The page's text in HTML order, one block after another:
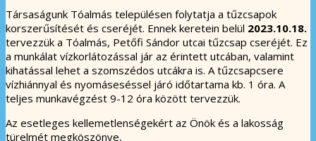
Társaságunk Tóalmás településen folytatja a tűzcsapok
korszerűsítését és cseréjét. Ennek keretein belül 2023.10.18.
tervezzük a Tóalmás, Petőfi Sándor utcai tűzcsap cseréjét. Ez
a munkálat vízkorlátozással jár az érintett utcában, valamint
kihatással lehet a szomszédos utcákra is. A tűzcsapcsere
vízhiánnyal és nyomáseséssel járó időtartama kb. 1 óra. A
teljes munkavégzést 9-12 óra között tervezzük.
Az esetleges kellemetlenségekért az Önök és a lakosság
türelmét megköszönve,